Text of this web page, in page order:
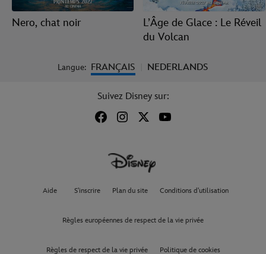
Nero, chat noir
L’Âge de Glace : Le Réveil
du Volcan
Langue: FRANÇAIS NEDERLANDS
Suivez Disney sur:
Aide S'inscrire Plan du site Conditions d'utilisation
Règles européennes de respect de la vie privée
Règles de respect de la vie privée Politique de cookies